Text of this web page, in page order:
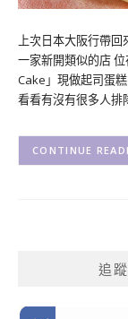
上次日本大阪行帶
一家新開類似的店
Cake」現做起司蛋
看看有沒有很多人
CONTINUE
追